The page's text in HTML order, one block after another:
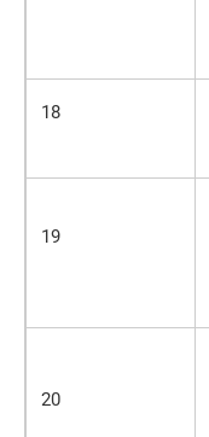
18
19
20